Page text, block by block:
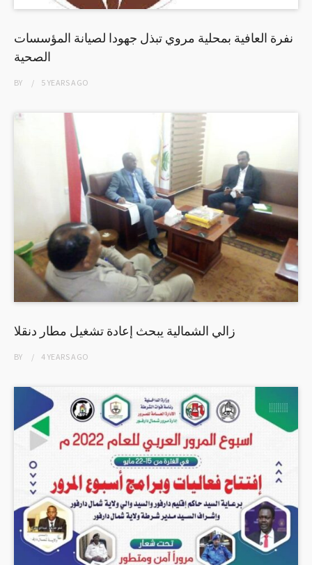
نفرة العافية بمحلية مروي تبذل جهودا لصيانة المؤسسات
الصحية
BY 5 YEARSAGO
زالي الشمالية يبحث إعادة تشغيل مطار دنقلا
BY 4 YEARSAGO